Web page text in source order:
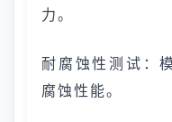
力。
耐腐蚀性测试：
腐蚀性能。